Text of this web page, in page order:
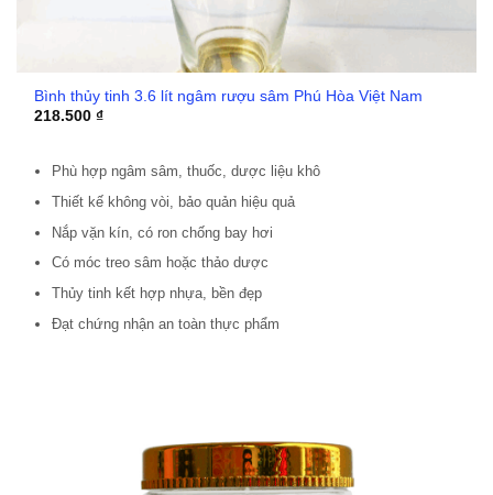
Bình thủy tinh 3.6 lít ngâm rượu sâm Phú Hòa Việt Nam
218.500₫
Phù hợp ngâm sâm, thuốc, dược liệu khô
Thiết kế không vòi, bảo quản hiệu quả
Nắp vặn kín, có ron chống bay hơi
Có móc treo sâm hoặc thảo dược
Thủy tinh kết hợp nhựa, bền đẹp
Đạt chứng nhận an toàn thực phẩm